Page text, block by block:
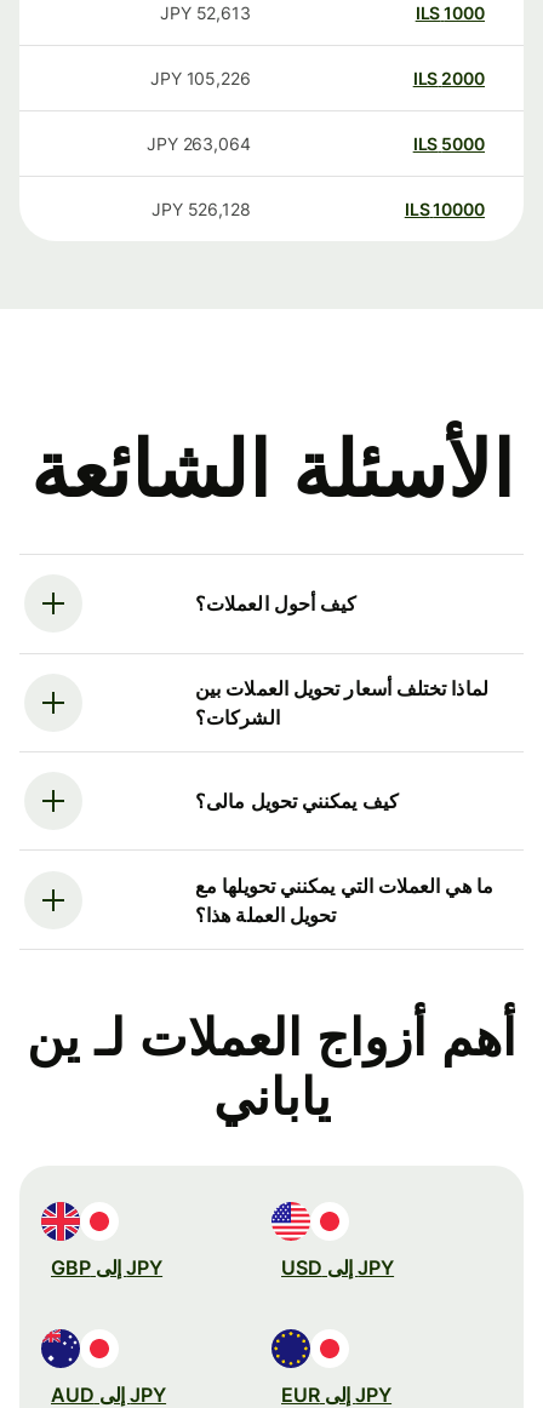
1000
ILS
52,613
JPY
2000
ILS
105,226
JPY
5000
ILS
263,064
JPY
10000
ILS
526,128
JPY
الأسئلة الشائعة
كيف أحول العملات؟
لماذا تختلف أسعار تحويل العملات بين
الشركات؟
كيف يمكنني تحويل مالى؟
ما هي العملات التي يمكنني تحويلها مع
تحويل العملة هذا؟
أهم أزواج العملات لـ ين
ياباني
JPY إلى USD JPY إلى GBP
JPY إلى EUR JPY إلى AUD